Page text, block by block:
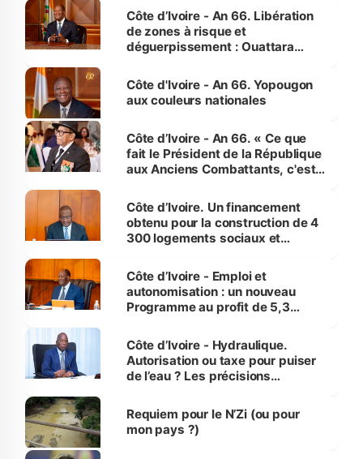
milieu des sinistrés
Côte d’Ivoire - An 66. Libération
de zones à risque et
déguerpissement : Ouattara
l'Etat de droit pour préserver les
vies humaines »
Côte d'Ivoire - An 66. Yopougon
aux couleurs nationales
Côte d’Ivoire - An 66. « Ce que
fait le Président de la République
aux Anciens Combattants, c'est
Côte d’Ivoire. Un financement
obtenu pour la construction de 4
300 logements sociaux et
et Yamoussoukro
Côte d’Ivoire - Emploi et
autonomisation : un nouveau
Programme au profit de 5,3
Côte d’Ivoire - Hydraulique.
Autorisation ou taxe pour puiser
de l’eau ? Les précisions
Requiem pour le N’Zi (ou pour
mon pays ?)